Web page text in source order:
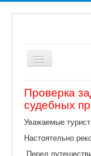
Включить/
выключить
Офис № 2
Поиск туров
Проверка
судебных
Уважаемые
Настоятельно
Перед